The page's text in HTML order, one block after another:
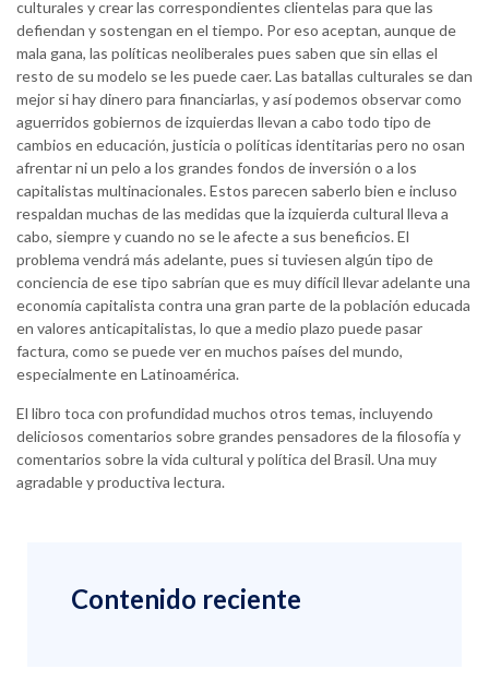
culturales y crear las correspondientes clientelas para que las
defiendan y sostengan en el tiempo. Por eso aceptan, aunque de
mala gana, las políticas neoliberales pues saben que sin ellas el
resto de su modelo se les puede caer. Las batallas culturales se dan
mejor si hay dinero para financiarlas, y así podemos observar como
aguerridos gobiernos de izquierdas llevan a cabo todo tipo de
cambios en educación, justicia o políticas identitarias pero no osan
afrentar ni un pelo a los grandes fondos de inversión o a los
capitalistas multinacionales. Estos parecen saberlo bien e incluso
respaldan muchas de las medidas que la izquierda cultural lleva a
cabo, siempre y cuando no se le afecte a sus beneficios. El
problema vendrá más adelante, pues si tuviesen algún tipo de
conciencia de ese tipo sabrían que es muy difícil llevar adelante una
economía capitalista contra una gran parte de la población educada
en valores anticapitalistas, lo que a medio plazo puede pasar
factura, como se puede ver en muchos países del mundo,
especialmente en Latinoamérica.
El libro toca con profundidad muchos otros temas, incluyendo
deliciosos comentarios sobre grandes pensadores de la filosofía y
comentarios sobre la vida cultural y política del Brasil. Una muy
agradable y productiva lectura.
Contenido reciente